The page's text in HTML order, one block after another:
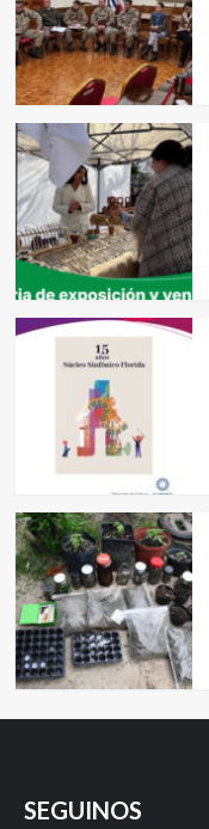
SEGUINOS